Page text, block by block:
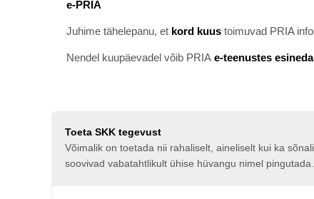
e-PRIA
Juhime tähelepanu, et kord kuus toimuvad PRIA
Nendel kuupäevadel võib PRIA e-teenustes
Toeta SKK tegevust
Võimalik on toetada nii rahaliselt, aineliselt kui ka
soovivad vabatahtlikult ühise hüvangu nimel pingutada.